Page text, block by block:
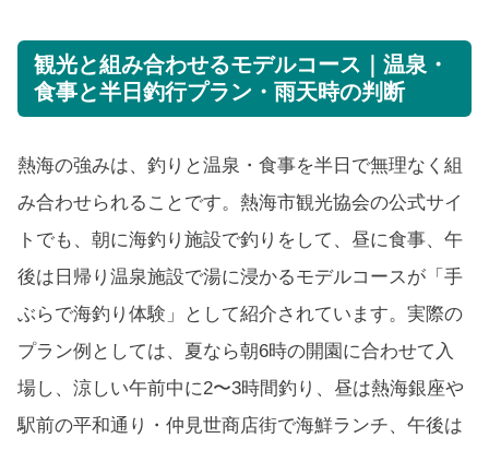
観光と組み合わせるモデルコース｜温泉・
食事と半日釣行プラン・雨天時の判断
熱海の強みは、釣りと温泉・食事を半日で無理なく組
み合わせられることです。熱海市観光協会の公式サイ
トでも、朝に海釣り施設で釣りをして、昼に食事、午
後は日帰り温泉施設で湯に浸かるモデルコースが「手
ぶらで海釣り体験」として紹介されています。実際の
プラン例としては、夏なら朝6時の開園に合わせて入
場し、涼しい午前中に2〜3時間釣り、昼は熱海銀座や
駅前の平和通り・仲見世商店街で海鮮ランチ、午後は